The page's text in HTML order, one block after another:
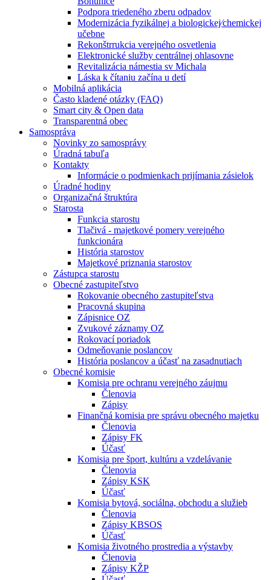
Podpora triedeného zberu odpadov
Modernizácia fyzikálnej a biologickej⁄chemickej
učebne
Rekonštrrukcia verejného osvetlenia
Elektronické služby centrálnej ohlasovne
Revitalizácia námestia sv Michala
Láska k čítaniu začína u detí
Mobilná aplikácia
Často kladené otázky (FAQ)
Smart city & Open data
Transparentná obec
Samospráva
Novinky zo samosprávy
Úradná tabuľa
Kontakty
Informácie o podmienkach prijímania zásielok
Úradné hodiny
Organizačná štruktúra
Starosta
Funkcia starostu
Tlačivá - majetkové pomery verejného
funkcionára
História starostov
Majetkové priznania starostov
Zástupca starostu
Obecné zastupiteľstvo
Rokovanie obecného zastupiteľstva
Pracovná skupina
Zápisnice OZ
Zvukové záznamy OZ
Rokovací poriadok
Odmeňovanie poslancov
História poslancov a účasť na zasadnutiach
Obecné komisie
Komisia pre ochranu verejného záujmu
Členovia
Zápisy
Finančná komisia pre správu obecného majetku
Členovia
Zápisy FK
Účasť
Komisia pre šport, kultúru a vzdelávanie
Členovia
Zápisy KSK
Účasť
Komisia bytová, sociálna, obchodu a služieb
Členovia
Zápisy KBSOS
Účasť
Komisia životného prostredia a výstavby
Členovia
Zápisy KŽP